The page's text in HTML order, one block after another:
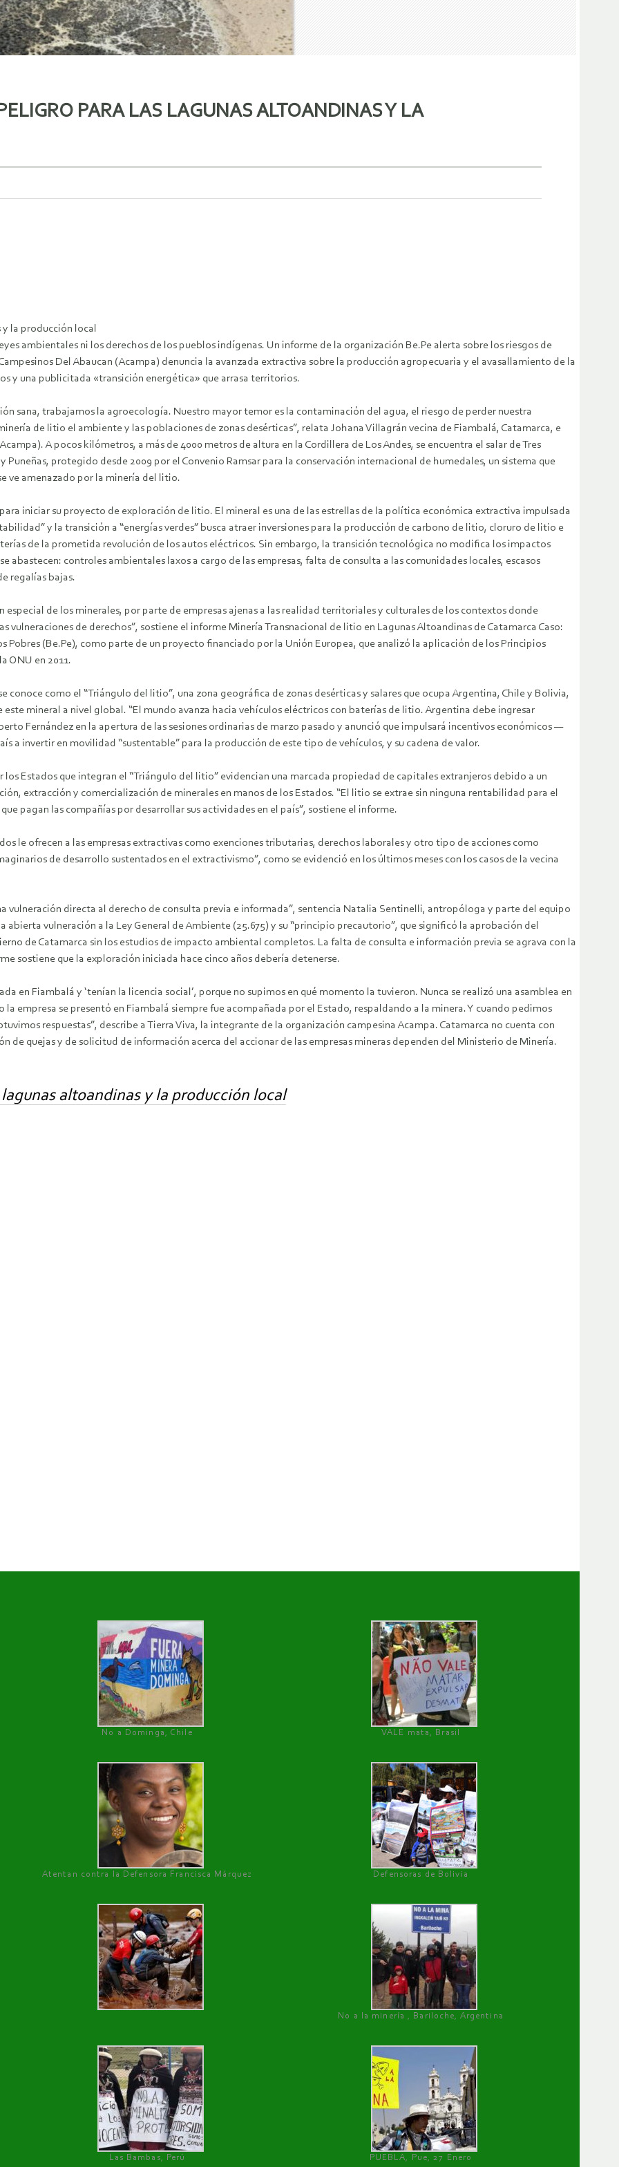
PARA LAS LAGUNAS ALTOANDINAS Y LA
la producción local
ambientales ni los derechos de los pueblos indígenas. Un informe de la organización Be.Pe alerta sobre los riesgos de
Del Abaucan (Acampa) denuncia la avanzada extractiva sobre la producción agropecuaria y el avasallamiento de la
y una publicitada «transición energética» que arrasa territorios.
sana, trabajamos la agroecología. Nuestro mayor temor es la contaminación del agua, el riesgo de perder nuestra
de litio el ambiente y las poblaciones de zonas desérticas”, relata Johana Villagrán vecina de Fiambalá, Catamarca, e
A pocos kilómetros, a más de 4000 metros de altura en la Cordillera de Los Andes, se encuentra el salar de Tres
protegido desde 2009 por el Convenio Ramsar para la conservación internacional de humedales, un sistema que
ve amenazado por la minería del litio.
para iniciar su proyecto de exploración de litio. El mineral es una de las estrellas de la política económica extractiva impulsada
y la transición a “energías verdes” busca atraer inversiones para la producción de carbono de litio, cloruro de litio e
de la prometida revolución de los autos eléctricos. Sin embargo, la transición tecnológica no modifica los impactos
abastecen: controles ambientales laxos a cargo de las empresas, falta de consulta a las comunidades locales, escasos
regalías bajas.
especial de los minerales, por parte de empresas ajenas a las realidad territoriales y culturales de los contextos donde
vulneraciones de derechos”, sostiene el informe Minería Transnacional de litio en Lagunas Altoandinas de Catamarca Caso:
Pobres (Be.Pe), como parte de un proyecto financiado por la Unión Europea, que analizó la aplicación de los Principios
ONU en 2011.
conoce como el “Triángulo del litio”, una zona geográfica de zonas desérticas y salares que ocupa Argentina, Chile y Bolivia,
este mineral a nivel global. “El mundo avanza hacia vehículos eléctricos con baterías de litio. Argentina debe ingresar
Fernández en la apertura de las sesiones ordinarias de marzo pasado y anunció que impulsará incentivos económicos —
a invertir en movilidad “sustentable” para la producción de este tipo de vehículos, y su cadena de valor.
los Estados que integran el “Triángulo del litio” evidencian una marcada propiedad de capitales extranjeros debido a un
extracción y comercialización de minerales en manos de los Estados. “El litio se extrae sin ninguna rentabilidad para el
pagan las compañías por desarrollar sus actividades en el país”, sostiene el informe.
le ofrecen a las empresas extractivas como exenciones tributarias, derechos laborales y otro tipo de acciones como
de desarrollo sustentados en el extractivismo”, como se evidenció en los últimos meses con los casos de la vecina
vulneración directa al derecho de consulta previa e informada”, sentencia Natalia Sentinelli, antropóloga y parte del equipo
vulneración a la Ley General de Ambiente (25.675) y su “principio precautorio”, que significó la aprobación del
de Catamarca sin los estudios de impacto ambiental completos. La falta de consulta e información previa se agrava con la
sostiene que la exploración iniciada hace cinco años debería detenerse.
en Fiambalá y ‘tenían la licencia social’, porque no supimos en qué momento la tuvieron. Nunca se realizó una asamblea en
la empresa se presentó en Fiambalá siempre fue acompañada por el Estado, respaldando a la minera. Y cuando pedimos
respuestas”, describe a Tierra Viva, la integrante de la organización campesina Acampa. Catamarca no cuenta con
de quejas y de solicitud de información acerca del accionar de las empresas mineras dependen del Ministerio de Minería.
altoandinas y la producción local
No a Dominga, Chile
VALE mata, Brasil
Atentan contra la Defensora Francisca Márquez Defensoras de Bolivia
No a la minería , Bariloche, Argentina
Las Bambas, Perú PUEBLA, Pue, 27 Enero